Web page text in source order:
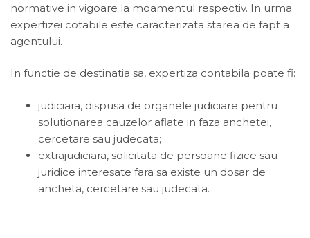
normative in vigoare la moamentul respectiv. In urma
expertizei cotabile este caracterizata starea de fapt a
agentului.
In functie de destinatia sa, expertiza contabila poate fi:
judiciara, dispusa de organele judiciare pentru
solutionarea cauzelor aflate in faza anchetei,
cercetare sau judecata;
extrajudiciara, solicitata de persoane fizice sau
juridice interesate fara sa existe un dosar de
ancheta, cercetare sau judecata.